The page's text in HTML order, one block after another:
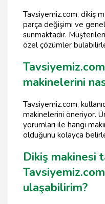
Tavsiyemiz.com, dikiş
parça değişimi ve
sunmaktadır.
özel çözümler
makinelerini
Tavsiyemiz.com,
makinelerini öneriyor.
yorumları ile hangi
olduğunu kolayca
Dikiş makinesi
ulaşabilirim?